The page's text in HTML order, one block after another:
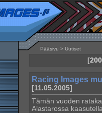
Pääsivu > Uutiset
[
Racing Images
[11.05.2005]
Tämän vuoden
Alastarossa